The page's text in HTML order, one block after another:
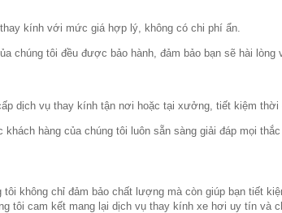
kính với mức giá hợp lý, không có chi phí ẩn.
chúng tôi đều được bảo hành, đảm bảo bạn sẽ hài lòng
dịch vụ thay kính tận nơi hoặc tại xưởng, tiết kiệm thời
khách hàng của chúng tôi luôn sẵn sàng giải đáp mọi
tôi không chỉ đảm bảo chất lượng mà còn giúp bạn tiết
tôi cam kết mang lại dịch vụ thay kính xe hơi uy tín và